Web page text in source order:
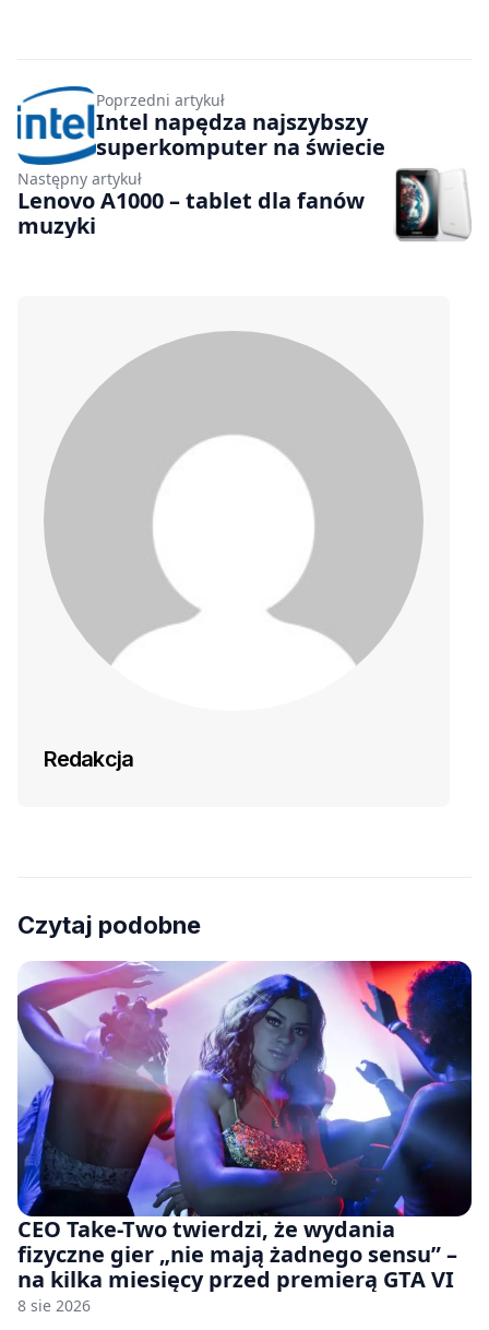
Poprzedni artykuł
Intel napędza najszybszy
superkomputer na świecie
Następny artykuł
Lenovo A1000 – tablet dla fanów
muzyki
Redakcja
Czytaj podobne
CEO Take-Two twierdzi, że wydania
fizyczne gier „nie mają żadnego sensu” –
na kilka miesięcy przed premierą GTA VI
8 sie 2026